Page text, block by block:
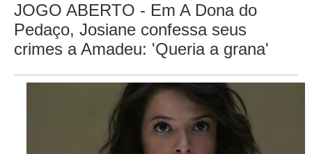
JOGO ABERTO - Em A Dona do
Pedaço, Josiane confessa seus
crimes a Amadeu: 'Queria a grana'